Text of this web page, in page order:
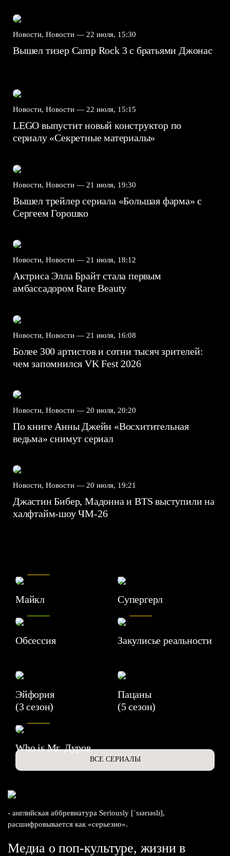
Новости, Новости — 22 июля, 15:30
Вышел тизер Camp Rock 3 с братьями Джонас
Новости, Новости — 22 июля, 15:15
LEGO выпустит новый конструктор по
сериалу «Секретные материалы»
Новости, Новости — 21 июля, 19:30
Вышел трейлер сериала «Большая фарма» с
Сергеем Горошко
Новости, Новости — 21 июля, 18:12
Актриса Элла Брайт стала первым
амбассадором Rare Beauty
Новости, Новости — 21 июля, 16:08
Более 300 артистов и сотни тысяч зрителей:
чем запомнился VK Fest 2026
Новости, Новости — 20 июля, 20:20
По книге Анны Джейн «Восхитительная
ведьма» снимут сериал
Новости, Новости — 20 июля, 19:21
Джастин Бибер, Мадонна и BTS выступили на
халфтайм-шоу ЧМ-26
Майкл Супергерл
Обсессия
7.1
Закулисье реальности
Эйфория
(3 сезон)
Пацаны
(5 сезон)
6.3
Who is Mr. Дуров
ВСЕ СЕРИАЛЫ
- английская аббревиатура Seriously [ˈsɪərɪəslɪ],
расшифровывается как «серьезно».
Медиа о поп-культуре, жизни в